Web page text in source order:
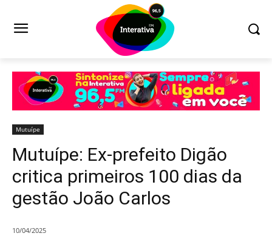
Mutuípe
Mutuípe: Ex-prefeito Digão
critica primeiros 100 dias da
gestão João Carlos
10/04/2025